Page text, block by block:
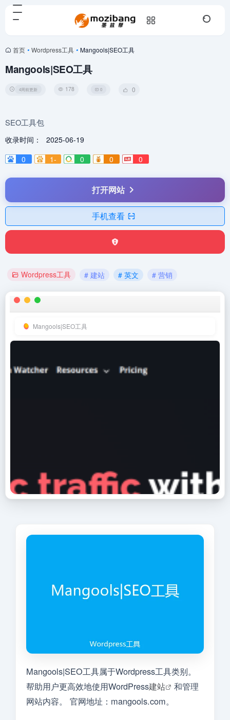
首页 • Wordpress工具 • Mangools|SEO工具
Mangools|SEO工具
4周前更新 178 0 0
SEO工具包
收录时间：
2025-06-19
0
1- 0 0 0
打开网站
手机查看
Wordpress工具 # 建站 # 英文 # 营销
Mangools|SEO工具
Mangools|SEO工具属于Wordpress工具类别。
帮助用户更高效地使用WordPress建站
和管理
网站内容。 官网地址：mangools.com。